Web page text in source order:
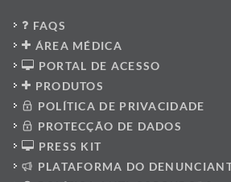
FAQS
ÁREA MÉDICA
PORTAL DE ACESSO
PRODUTOS
POLÍTICA DE PRIVACIDADE
PROTECÇÃO DE DADOS
PRESS KIT
PLATAFORMA DO